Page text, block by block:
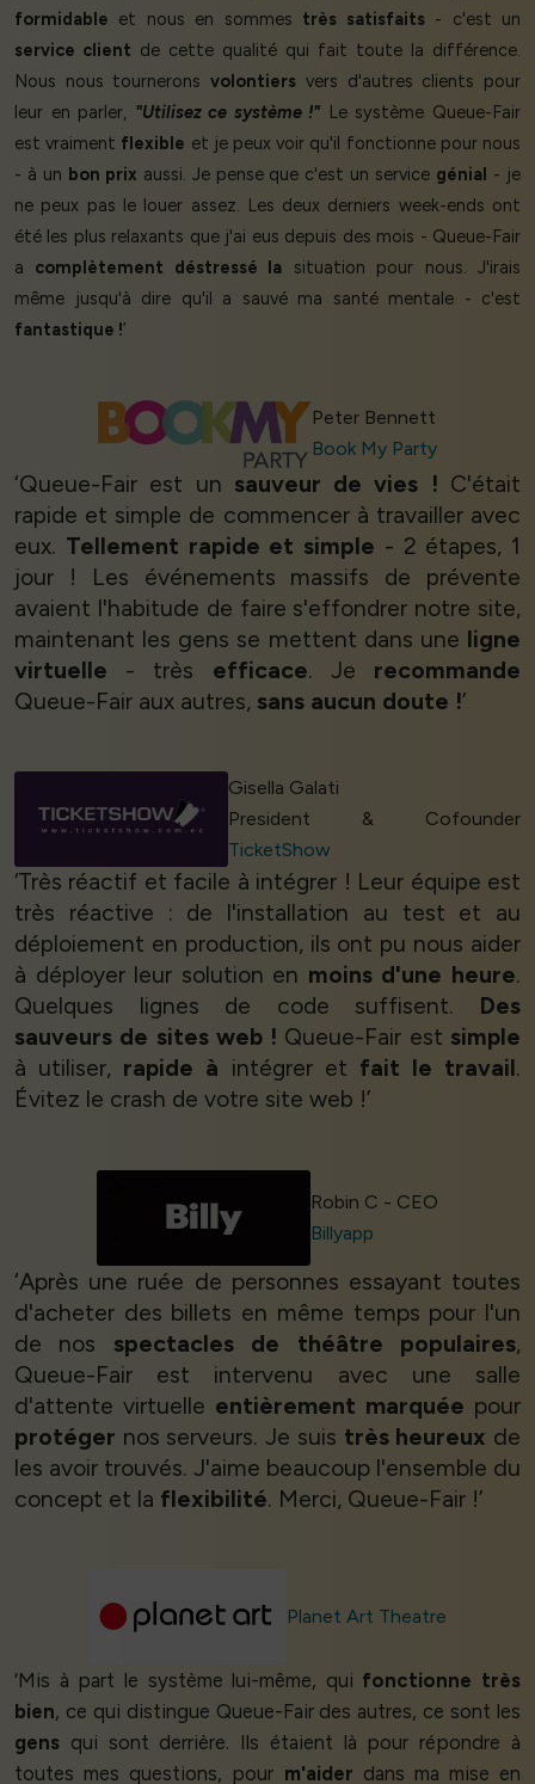
formidable et nous en sommes très satisfaits- c'est un
service client de cette qualité qui fait toute la différence.
Nous nous tourneronsvolontiers vers d'autres clients pour
leur en parler, "Utilisez ce système !" Le système Queue-Fair
est vraiment flexible et je peux voir qu'il fonctionne pour nous
- à un bon prix aussi. Je pense que c'est un service génial - je
ne peux pas le louer assez. Les deux derniers week-ends ont
été les plus relaxants que j'ai eus depuis des mois - Queue-Fair
a complètement déstressé la situation pour nous. J'irais
même jusqu'à dire qu'il a sauvé ma santé mentale - c'est
fantastique !’
Peter Bennett
Book My Party
‘Queue-Fair est un sauveur de vies ! C'était
rapide et simple de commencer à travailler avec
eux. Tellement rapide et simple - 2 étapes, 1
jour ! Les événements massifs de prévente
avaient l'habitude de faire s'effondrer notre site,
maintenant les gens se mettent dans une ligne
virtuelle - très efficace. Je recommande
Queue-Fair aux autres, sans aucun doute !’
Gisella Galati
President & Cofounder
TicketShow
‘Très réactif et facile à intégrer ! Leur équipe est
très réactive : de l'installation au test et au
déploiement en production, ils ont pu nous aider
à déployer leur solution en moins d'une heure.
Quelques lignes de code suffisent. Des
sauveurs de sites web ! Queue-Fair est simple
à utiliser, rapide à intégrer et fait le travail.
Évitez le crash de votre site web !’
Robin C - CEO
Billyapp
‘Après une ruée de personnes essayant toutes
d'acheter des billets en même temps pour l'un
de nos spectacles de théâtre populaires,
Queue-Fair est intervenu avec une salle
d'attente virtuelle entièrement marquée pour
protéger nos serveurs. Je suis très heureux de
les avoir trouvés. J'aime beaucoup l'ensemble du
concept et la flexibilité. Merci, Queue-Fair !’
Planet Art Theatre
‘Mis à part le système lui-même, qui fonctionne très
bien, ce qui distingue Queue-Fair des autres, ce sont les
gens qui sont derrière. Ils étaient là pour répondre à
toutes mes questions, pour m'aider dans ma mise en